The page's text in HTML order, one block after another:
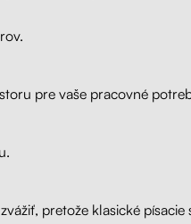
pre vaše pracovné
pretože klasické